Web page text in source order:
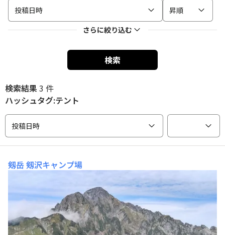
投稿日時
昇順
さらに絞り込む
検索
検索結果3 件
ハッシュタグ:テント
投稿日時
剱岳剱沢キャンプ場